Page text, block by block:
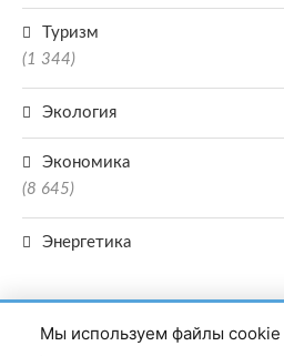
Туризм
(1 344)
Экология
Экономика
(8 645)
Энергетика
Мы используем файлы cookie